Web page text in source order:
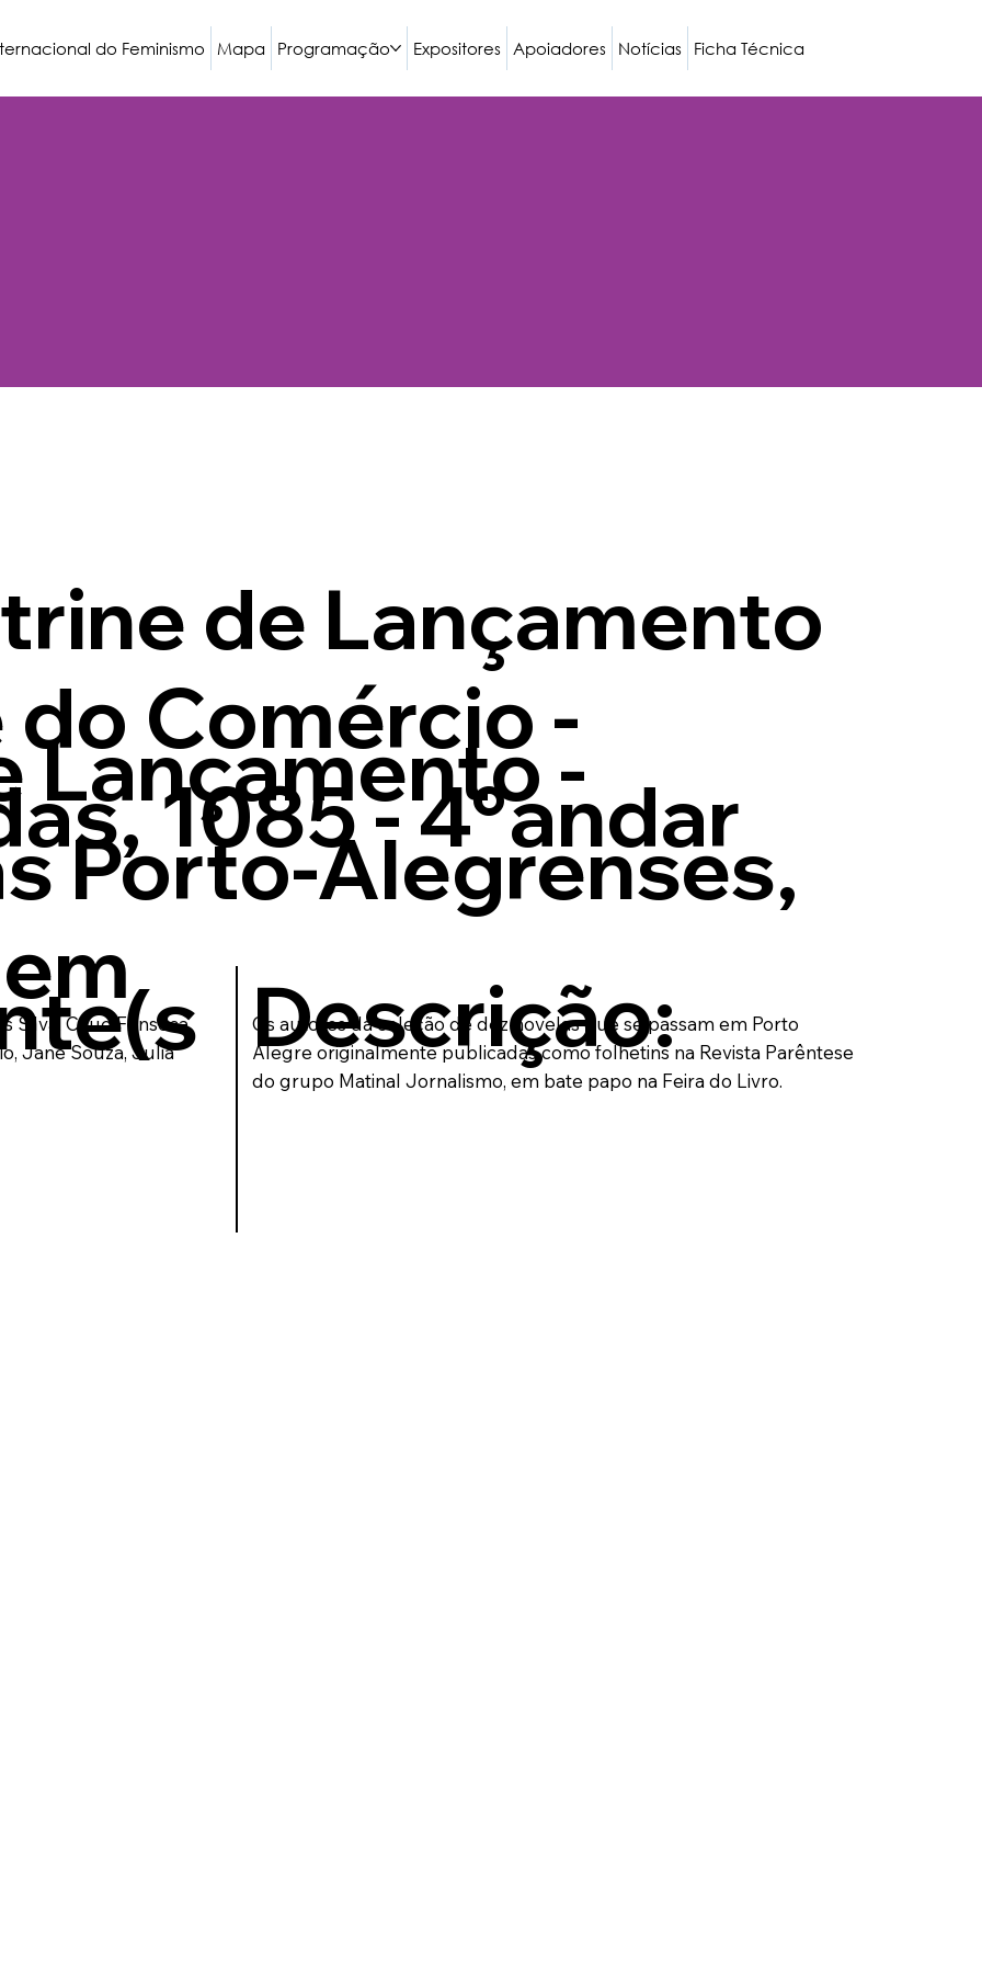
do Feminismo Mapa Programação Expositores Apoiadores Notícias Ficha Técnica
de Lançamento
do Comércio -
1085 - 4°andar
Lançamento -
Porto-Alegrenses,
Silva, Caue Fonseca,
Jane Souza, Julia
Descrição:
Os autores da coleção de dez novelas que se passam em Porto
Alegre originalmente publicadas como folhetins na Revista Parêntese
do grupo Matinal Jornalismo, em bate papo na Feira do Livro.